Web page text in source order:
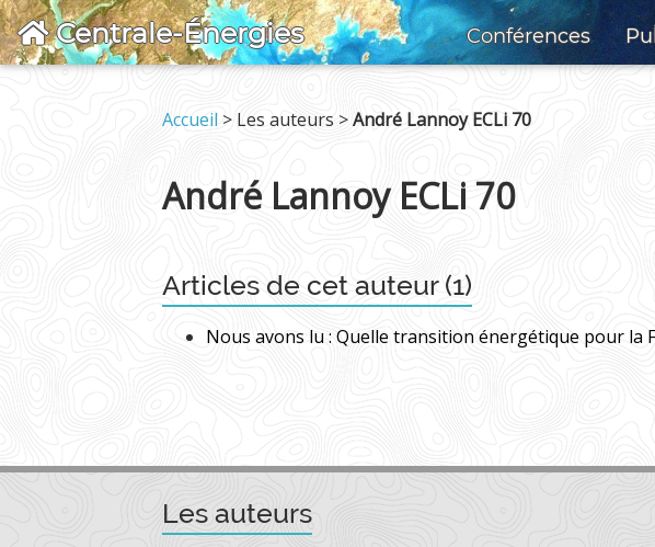
Centrale-Énergies Conférences
Accueil > Les auteurs >André Lannoy ECLi 70
André Lannoy ECLi 70
Articles de cet auteur (1)
Nous avons lu : Quelle transition énergétique pour la
Les auteurs